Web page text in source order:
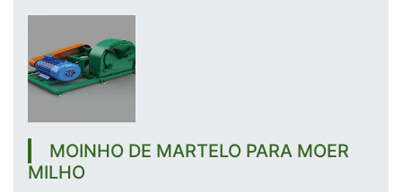
MOINHO DE MARTELO PARA MOER
MILHO